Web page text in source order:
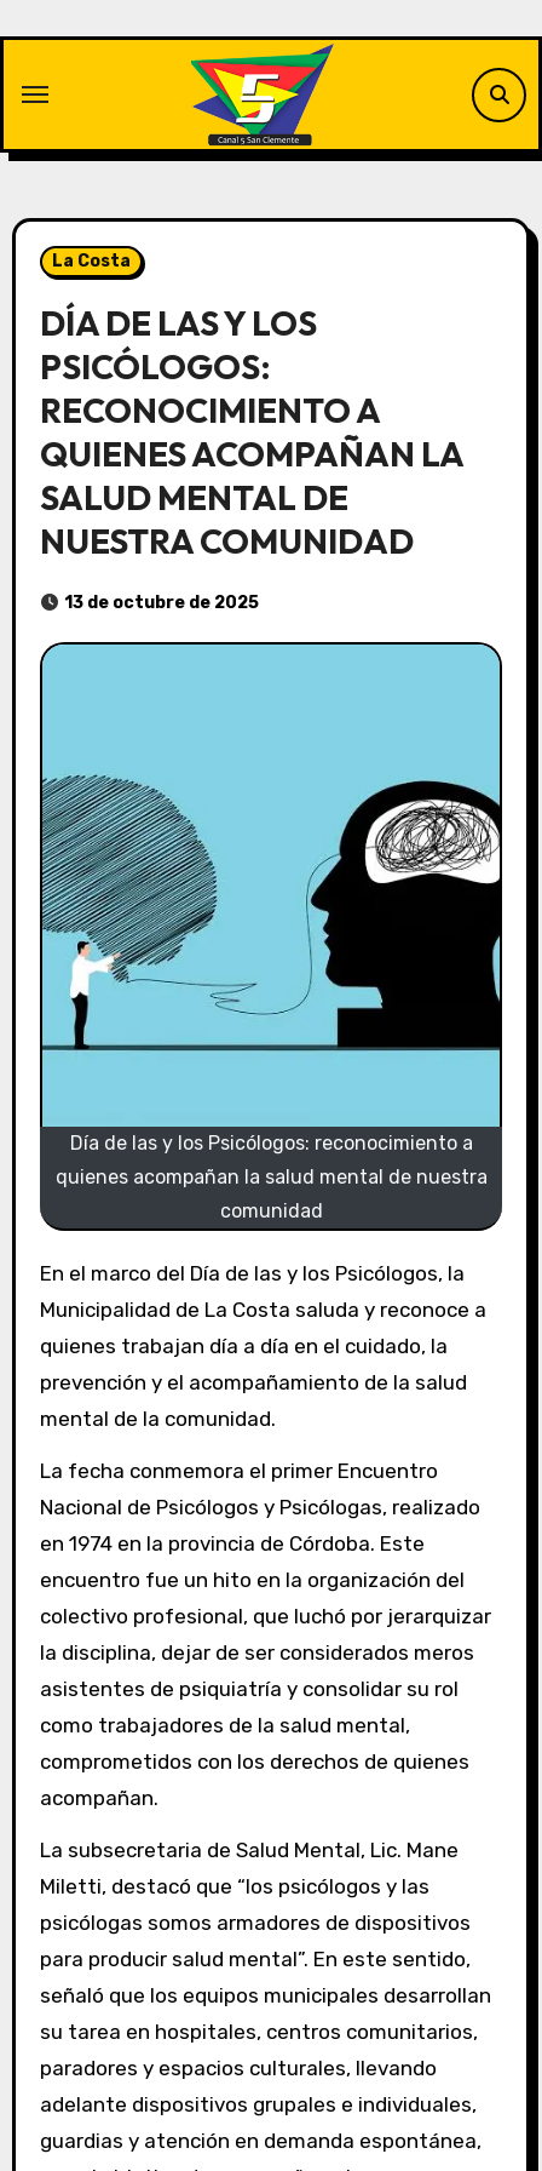
contenido
La Costa
DÍA DE LAS Y LOS
PSICÓLOGOS:
RECONOCIMIENTO A
QUIENES ACOMPAÑAN LA
SALUD MENTAL DE
NUESTRA COMUNIDAD
13 de octubre de 2025
Día de las y los Psicólogos: reconocimiento a
quienes acompañan la salud mental de nuestra
comunidad
En el marco del Día de las y los Psicólogos, la
Municipalidad de La Costa saluda y reconoce a
quienes trabajan día a día en el cuidado, la
prevención y el acompañamiento de la salud
mental de la comunidad.
La fecha conmemora el primer Encuentro
Nacional de Psicólogos y Psicólogas, realizado
en 1974 en la provincia de Córdoba. Este
encuentro fue un hito en la organización del
colectivo profesional, que luchó por jerarquizar
la disciplina, dejar de ser considerados meros
asistentes de psiquiatría y consolidar su rol
como trabajadores de la salud mental,
comprometidos con los derechos de quienes
acompañan.
La subsecretaria de Salud Mental, Lic. Mane
Miletti, destacó que “los psicólogos y las
psicólogas somos armadores de dispositivos
para producir salud mental”. En este sentido,
señaló que los equipos municipales desarrollan
su tarea en hospitales, centros comunitarios,
paradores y espacios culturales, llevando
adelante dispositivos grupales e individuales,
guardias y atención en demanda espontánea,